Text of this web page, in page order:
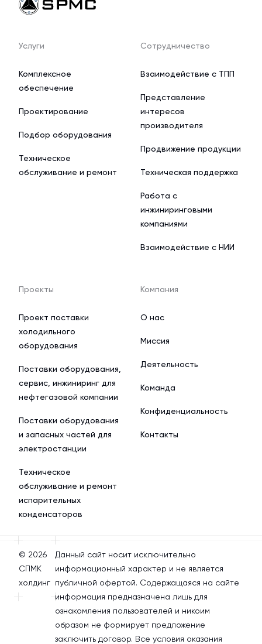
Услуги
Комплексное
обеспечение
Проектирование
Подбор оборудования
Техническое
обслуживание и ремонт
Сотрудничество
Взаимодействие с ТПП
Представление
интересов
производителя
Продвижение продукции
Техническая поддержка
Работа с
инжиниринговыми
компаниями
Взаимодействие с НИИ
Проекты
Проект поставки
холодильного
оборудования
Поставки оборудования,
сервис, инжиниринг для
нефтегазовой компании
Поставки оборудования
и запасных частей для
электростанции
Техническое
обслуживание и ремонт
испарительных
конденсаторов
Компания
О нас
Миссия
Деятельность
Команда
Конфиденциальность
Контакты
© 2026
СПМК
холдинг
Данный сайт носит исключительно
информационный характер и не является
публичной офертой. Содержащаяся на сайте
информация предназначена лишь для
ознакомления пользователей и никоим
образом не формирует предложение
заключить договор. Все условия оказания